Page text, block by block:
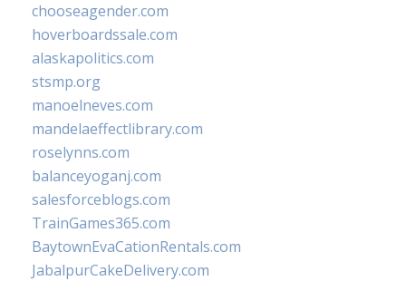
chooseagender.com
hoverboardssale.com
alaskapolitics.com
stsmp.org
manoelneves.com
mandelaeffectlibrary.com
roselynns.com
balanceyoganj.com
salesforceblogs.com
TrainGames365.com
BaytownEvaCationRentals.com
JabalpurCakeDelivery.com